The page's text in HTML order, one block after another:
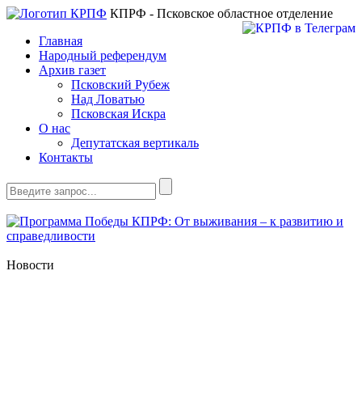
КПРФ - Псковское областное отделение
Главная
Народный референдум
Архив газет
Псковский Рубеж
Над Ловатью
Псковская Искра
О нас
Депутатская вертикаль
Контакты
Новости